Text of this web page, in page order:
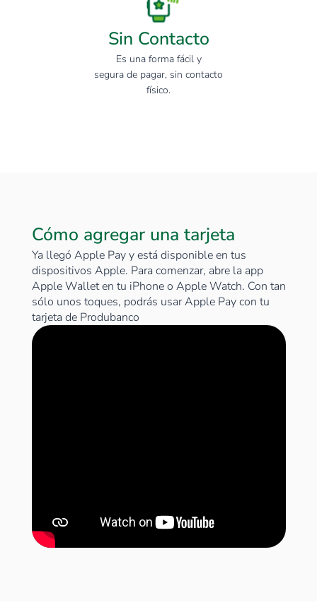
Sin Contacto
Es una forma fácil y
segura de pagar, sin contacto
físico.
Cómo agregar una tarjeta
Ya llegó Apple Pay y está disponible en tus
dispositivos Apple. Para comenzar, abre la app
Apple Wallet en tu iPhone o Apple Watch. Con tan
sólo unos toques, podrás usar Apple Pay con tu
tarjeta de Produbanco